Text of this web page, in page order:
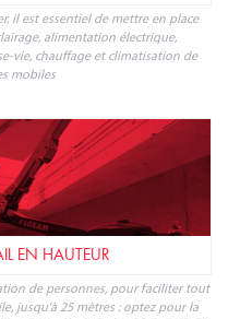
il est essentiel de mettre en place
alimentation électrique,
vie, chauffage et climatisation de
mobiles
EN HAUTEUR
de personnes, pour faciliter tout
jusqu'à 25 mètres : optez pour la